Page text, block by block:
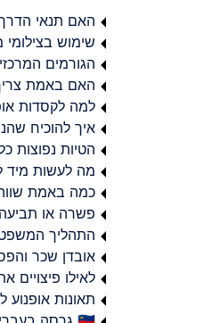
האם תנאי
שימוש
הגורמים
האם באמת
למה לקסדות
איך להוכיח
הטיות נפוצות
מה לעשות מיד
כמה באמת
פשרה או
התהליך
אובדן שכר
לאילו פיצויים
תאונות